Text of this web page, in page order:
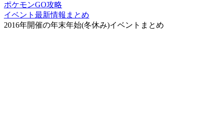
ポケモンGO攻略
イベント最新情報まとめ
2016年開催の年末年始(冬休み)イベントまとめ